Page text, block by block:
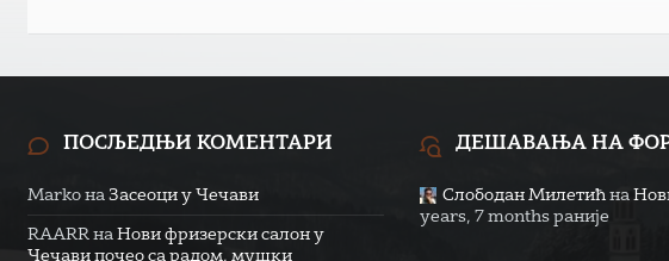
ПОСЉЕДЊИ КОМЕНТАРИ
Marko наЗасеоци у Чечави
RAARR наНови фризерски салон у
Чечави почео са радом, мушки
ДЕШАВАЊА НА
Слободан Милетићна
years, 7 months раније